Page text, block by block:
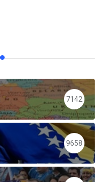
7142
9658